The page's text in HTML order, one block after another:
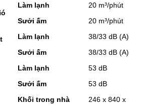
Làm lạnh
20 m³/phút
Sưởi ấm
20 m³/phút
Làm lạnh
38/33 dB (A)
Sưởi ấm
38/33 dB (A)
Làm lạnh
53 dB
Sưởi ấm
53 dB
Khối trong nhà
246 x 840 x